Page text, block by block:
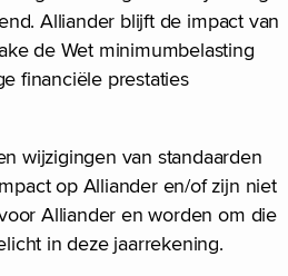
Alliander blijft de impact van
de Wet minimumbelasting
financiële prestaties
wijzigingen van standaarden
op Alliander en/of zijn niet
Alliander en worden om die
in deze jaarrekening.